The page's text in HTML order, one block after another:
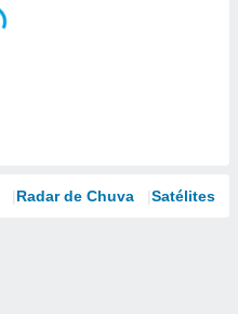
Radar de Chuva Satélites